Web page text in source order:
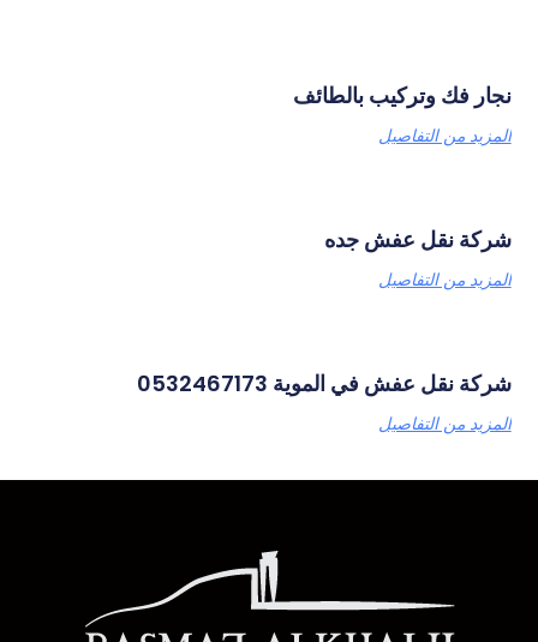
نجار فك وتركيب بالطائف
المزيد من التفاصيل
شركة نقل عفش جده
المزيد من التفاصيل
شركة نقل عفش في الموية 0532467173
المزيد من التفاصيل